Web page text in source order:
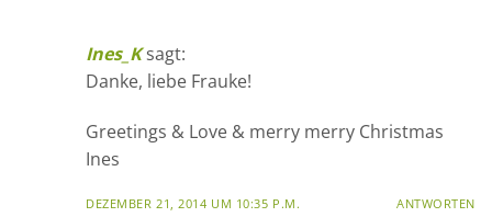
Ines_K sagt:
Danke, liebe Frauke!
Greetings & Love & merry merry Christmas
Ines
DEZEMBER 21, 2014 UM 10:35 P.M. ANTWORTEN